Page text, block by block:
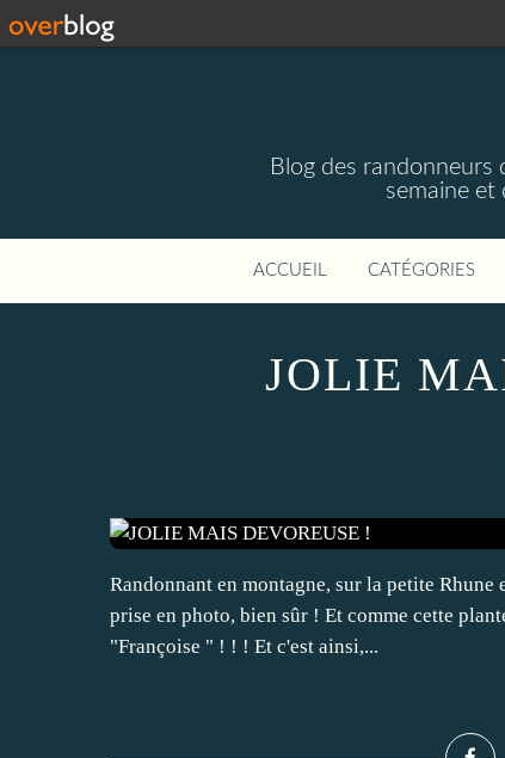
Blog des randonneurs
semaine et
ACCUEIL CATÉGORIES
JOLIE
Randonnant en montagne, sur la petite
prise en photo, bien sûr ! Et comme cette
"Françoise " ! ! ! Et c'est ainsi,...